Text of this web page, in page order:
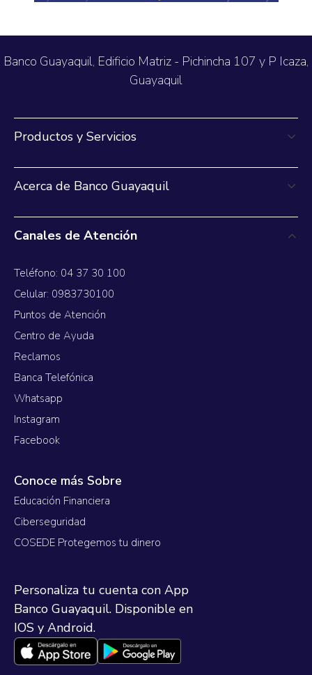
Banco Guayaquil, Edificio Matriz - Pichincha 107 y P Icaza,
Guayaquil
Productos y Servicios
Acerca de Banco Guayaquil
Canales de Atención
Teléfono: 04 37 30 100
Celular: 0983730100
Puntos de Atención
Centro de Ayuda
Reclamos
Banca Telefónica
Whatsapp
Instagram
Facebook
Conoce más Sobre
Educación Financiera
Ciberseguridad
COSEDE Protegemos tu dinero
Personaliza tu cuenta con App
Banco Guayaquil. Disponible en
IOS y Android.